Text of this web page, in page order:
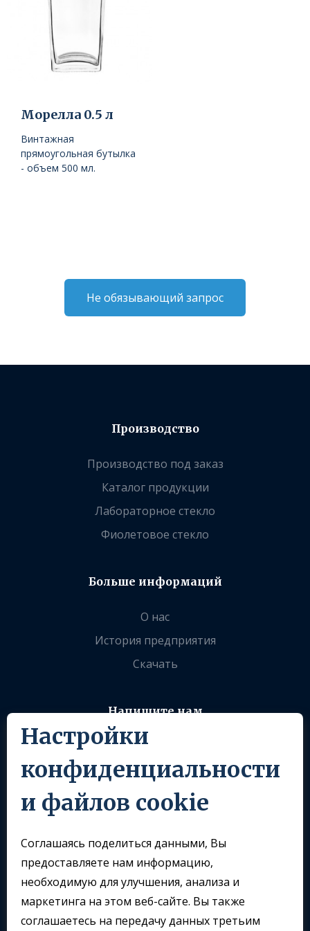
Морелла 0.5 л
Винтажная
прямоугольная бутылка
- объем 500 мл.
Не обязывающий запрос
Производство
Производство под заказ
Каталог продукции
Лабораторное стекло
Фиолетовое стекло
Больше информаций
О нас
История предприятия
Скачать
Напишите нам
info@sklomoravia.com
Следуйте за нами
Настройки
конфиденциальности
и файлов cookie
Соглашаясь поделиться данными, Вы
предоставляете нам информацию,
необходимую для улучшения, анализа и
маркетинга на этом веб-сайте. Вы также
соглашаетесь на передачу данных третьим